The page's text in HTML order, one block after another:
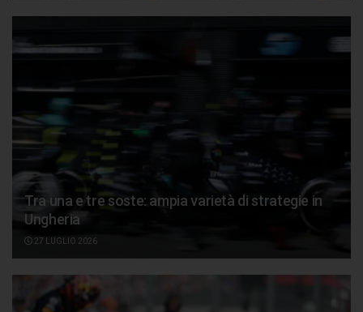
Tra una e tre soste: ampia varietà di strategie in
Ungheria
27 LUGLIO 2026